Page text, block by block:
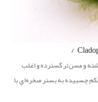
و مسن‌تر گسترده و اغلب
چسبيده به بستر صخره‌اي با